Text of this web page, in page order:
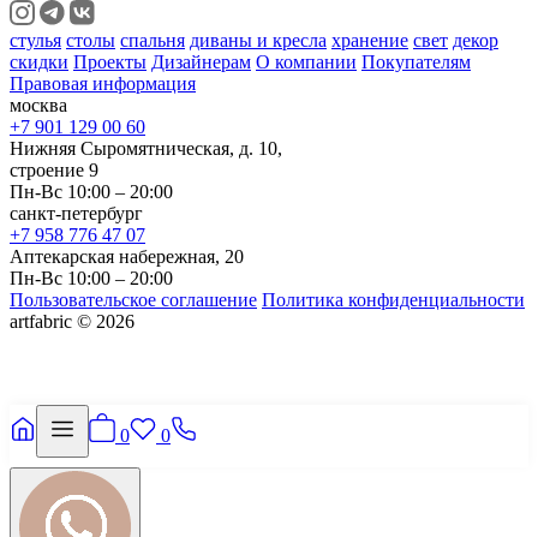
стулья столы спальня диваны и кресла хранение свет декор
скидки Проекты Дизайнерам О компании Покупателям
Правовая информация
москва
+7 901 129 00 60
Нижняя Сыромятническая, д. 10,
строение 9
Пн-Вс 10:00 – 20:00
санкт-петербург
+7 958 776 47 07
Аптекарская набережная, 20
Пн-Вс 10:00 – 20:00
Пользовательское соглашение Политика конфиденциальности
artfabric © 2026
0 0